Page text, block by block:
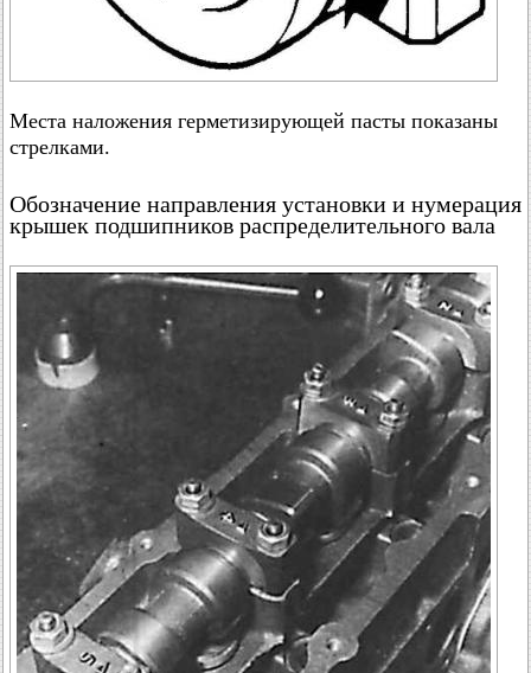
Места наложения герметизирующей пасты показаны
стрелками.
Обозначение направления установки и нумерация
крышек подшипников распределительного вала